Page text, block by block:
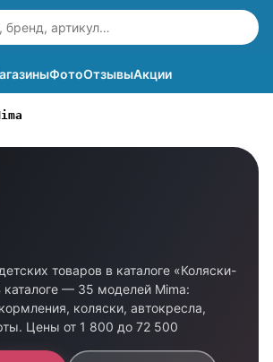
ФотоОтзывыАкции
товаров в каталоге «Коляски-
каталоге — 35 моделей Mima:
коляски, автокресла,
Цены от 1 800 до 72 500